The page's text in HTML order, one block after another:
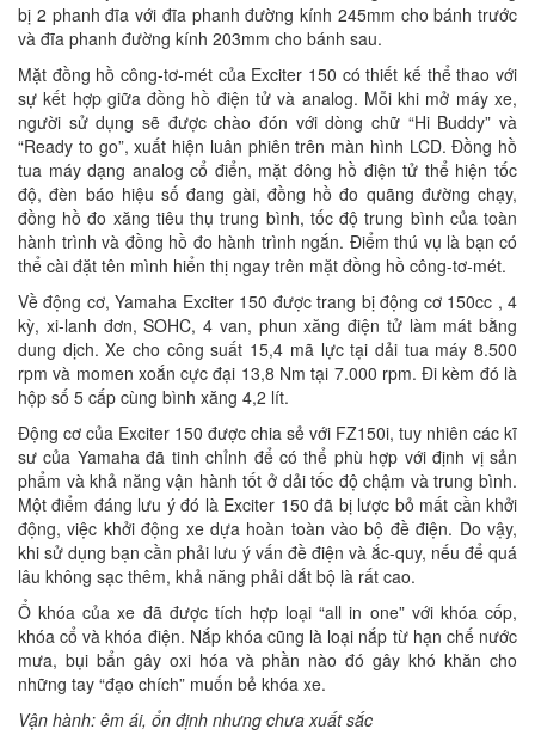
bị 2 phanh đĩa với đĩa phanh đường kính 245mm cho bánh trước
và đĩa phanh đường kính 203mm cho bánh sau.
Mặt đồng hồ công-tơ-mét của Exciter 150 có thiết kế thể thao với
sự kết hợp giữa đồng hồ điện tử và analog. Mỗi khi mở máy xe,
người sử dụng sẽ được chào đón với dòng chữ “Hi Buddy” và
“Ready to go”, xuất hiện luân phiên trên màn hình LCD. Đồng hồ
tua máy dạng analog cổ điển, mặt đông hồ điện tử thể hiện tốc
độ, đèn báo hiệu số đang gài, đồng hồ đo quãng đường chạy,
đồng hồ đo xăng tiêu thụ trung bình, tốc độ trung bình của toàn
hành trình và đồng hồ đo hành trình ngắn. Điểm thú vụ là bạn có
thể cài đặt tên mình hiển thị ngay trên mặt đồng hồ công-tơ-mét.
Về động cơ, Yamaha Exciter 150 được trang bị động cơ 150cc , 4
kỳ, xi-lanh đơn, SOHC, 4 van, phun xăng điện tử làm mát bằng
dung dịch. Xe cho công suất 15,4 mã lực tại dải tua máy 8.500
rpm và momen xoắn cực đại 13,8 Nm tại 7.000 rpm. Đi kèm đó là
hộp số 5 cấp cùng bình xăng 4,2 lít.
Động cơ của Exciter 150 được chia sẻ với FZ150i, tuy nhiên các kĩ
sư của Yamaha đã tinh chỉnh để có thể phù hợp với định vị sản
phẩm và khả năng vận hành tốt ở dải tốc độ chậm và trung bình.
Một điểm đáng lưu ý đó là Exciter 150 đã bị lược bỏ mất cần khởi
động, việc khởi động xe dựa hoàn toàn vào bộ đề điện. Do vậy,
khi sử dụng bạn cần phải lưu ý vấn đề điện và ắc-quy, nếu để quá
lâu không sạc thêm, khả năng phải dắt bộ là rất cao.
Ổ khóa của xe đã được tích hợp loại “all in one” với khóa cốp,
khóa cổ và khóa điện. Nắp khóa cũng là loại nắp từ hạn chế nước
mưa, bụi bẩn gây oxi hóa và phần nào đó gây khó khăn cho
những tay “đạo chích” muốn bẻ khóa xe.
Vận hành: êm ái, ổn định nhưng chưa xuất sắc